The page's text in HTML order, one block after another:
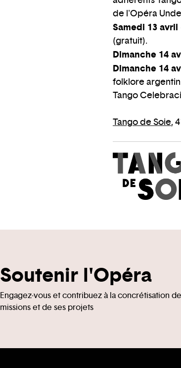
de l'Opéra
Samedi 13 avril
(gratuit).
Dimanche 14
Dimanche 14
folklore
Tango
Tango de Soie,
Soutenir l'Opéra
Engagez-vous et contribuez à la concrétisation
missions et de ses projets